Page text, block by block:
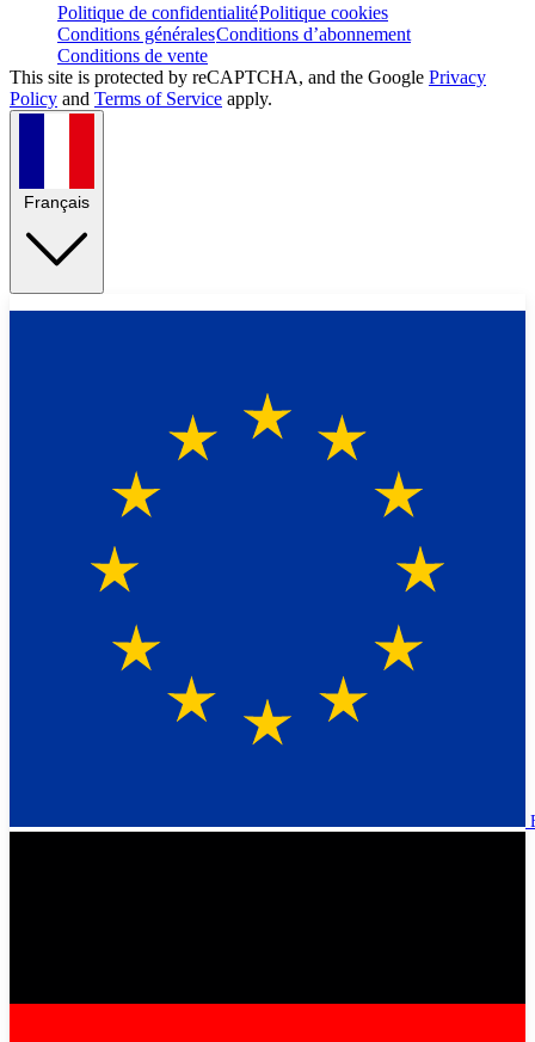
Politique de confidentialitéPolitique cookies
Conditions généralesConditions d’abonnement
Conditions de vente
This site is protected by reCAPTCHA, and the Google Privacy
Policy and Terms of Service apply.
Français